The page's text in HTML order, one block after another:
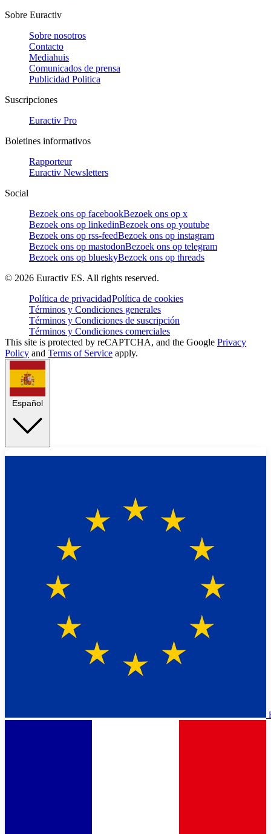
Sobre Euractiv
Sobre nosotros
Contacto
Mediahuis
Comunicados de prensa
Publicidad Politica
Suscripciones
Euractiv Pro
Boletines informativos
Rapporteur
Euractiv Newsletters
Social
Bezoek ons op facebookBezoek ons op x
Bezoek ons op linkedinBezoek ons op youtube
Bezoek ons op rss-feedBezoek ons op instagram
Bezoek ons op mastodonBezoek ons op telegram
Bezoek ons op blueskyBezoek ons op threads
© 2026 Euractiv ES. All rights reserved.
Política de privacidadPolítica de cookies
Términos y Condiciones generales
Términos y Condiciones de suscripción
Términos y Condiciones comerciales
This site is protected by reCAPTCHA, and the Google Privacy
Policy and Terms of Service apply.
Español